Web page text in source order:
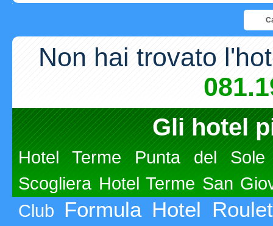
Non hai trovato
Gli hotel
Hotel Terme Punta del Sole
Scogliera Hotel Terme San
Club Formula Hotel